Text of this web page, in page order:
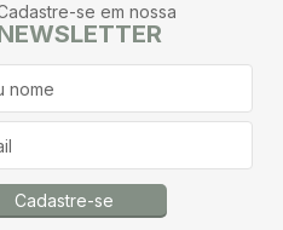
se em nossa
Cadastre-se